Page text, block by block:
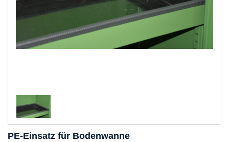
PE-Einsatz für Bodenwanne